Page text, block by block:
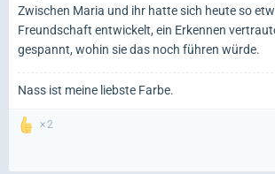
Zwischen Maria und ihr hatte sich heute so
Freundschaft entwickelt, ein Erkennen
gespannt, wohin sie das noch führen würde.
Nass ist meine liebste Farbe.
2